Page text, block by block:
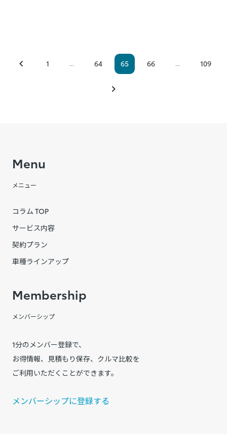
1 ... 64 65 66 ... 109
Menu
メニュー
コラム TOP
サービス内容
契約プラン
車種ラインアップ
Membership
メンバーシップ
1分のメンバー登録で、
お得情報、見積もり保存、クルマ比較を
ご利用いただくことができます。
メンバーシップに登録する